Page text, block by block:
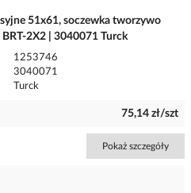
51x61, soczewka tworzywo
BRT-2X2 | 3040071 Turck
1253746
3040071
Turck
75,14 zł/szt
Pokaż szczegóły